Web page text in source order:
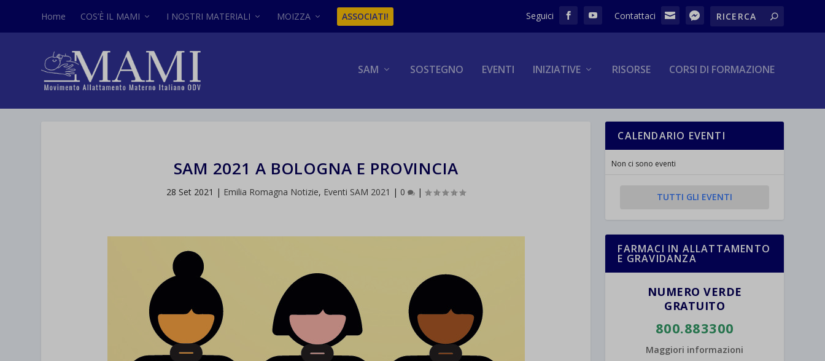
Home COS’È IL MAMI I NOSTRI MATERIALI MOIZZA ASSOCIATI!
SAM SOSTEGNO EVENTI INIZIATIVE RISORSE CORSI DI FORMAZIONE
SAM 2021 A BOLOGNA E PROVINCIA
28 Set 2021 | Emilia Romagna Notizie, Eventi SAM 2021 | 0 |
CALENDARIO EVENTI
Non ci sono eventi
TUTTI GLI EVENTI
FARMACI IN ALLATTAMENTO
E GRAVIDANZA
NUMERO VERDE
GRATUITO
800.883300
Maggiori informazioni